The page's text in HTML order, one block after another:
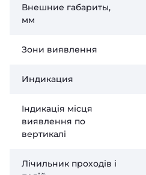
Внешние габариты,
мм
Зони виявлення
Индикация
Індикація місця
виявлення по
вертикалі
Лічильник проходів і